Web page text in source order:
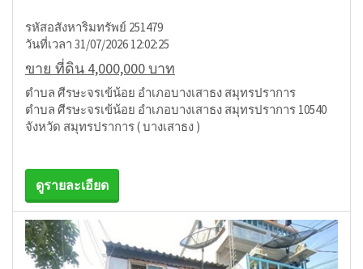
รหัสอสังหาริมทรัพย์ 251479
วันที่เวลา 31/07/2026 12:02:25
ขาย ที่ดิน 4,000,000 บาท
ตำบล ศีรษะจรเข้น้อย อำเภอบางเสาธง สมุทรปราการ
ตำบล ศีรษะจรเข้น้อย อำเภอบางเสาธง สมุทรปราการ 10540
จังหวัด สมุทรปราการ ( บางเสาธง )
ดูรายละเอียด